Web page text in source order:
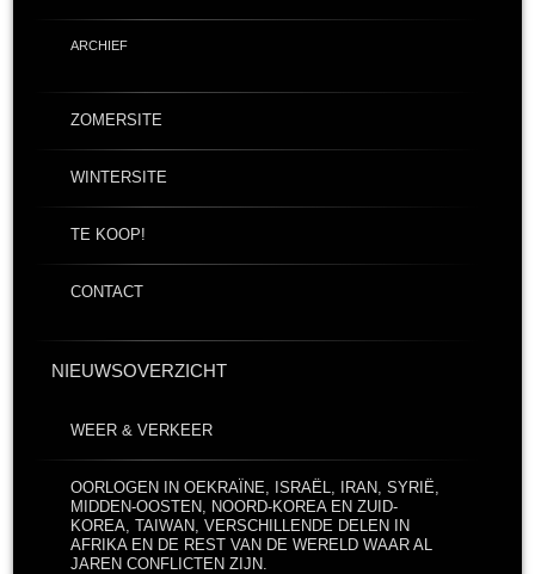
ARCHIEF
ZOMERSITE
WINTERSITE
TE KOOP!
CONTACT
NIEUWSOVERZICHT
WEER & VERKEER
OORLOGEN IN OEKRAÏNE, ISRAËL, IRAN, SYRIË,
MIDDEN-OOSTEN, NOORD-KOREA EN ZUID-
KOREA, TAIWAN, VERSCHILLENDE DELEN IN
AFRIKA EN DE REST VAN DE WERELD WAAR AL
JAREN CONFLICTEN ZIJN.